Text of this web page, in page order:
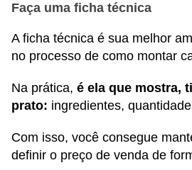
Faça uma ficha técnica
A ficha técnica é sua melhor
no processo de como montar
Na prática, é ela que mostra,
prato: ingredientes,
Com isso, você consegue
definir o preço de venda de